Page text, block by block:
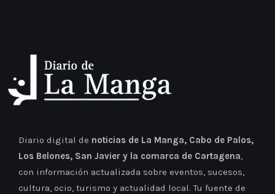
Diario digital de noticias de La Manga, Cabo de Palos,
Los Belones, San Javier y la comarca de Cartagena,
con información actualizada sobre eventos, sucesos,
cultura, ocio, turismo y actualidad local. Tu fuente de